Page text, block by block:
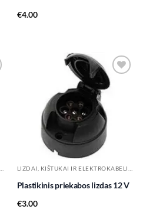
€4.00
Add to
wishlist
Plastikinis priekabos lizdas 12 V
€3.00